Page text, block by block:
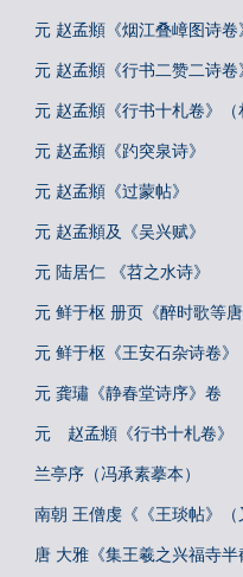
元 赵孟頫《烟江叠嶂图诗卷
元 赵孟頫《行书二赞二诗卷
元 赵孟頫《行书十札卷》（
元 赵孟頫《趵突泉诗》
元 赵孟頫《过蒙帖》
元 赵孟頫及《吴兴赋》
元 陆居仁 《苕之水诗》
元 鲜于枢 册页《醉时歌等唐
元 鲜于枢《王安石杂诗卷》
元 龚璛《静春堂诗序》卷
元 赵孟頫《行书十札卷》
兰亭序（冯承素摹本）
南朝 王僧虔《《王琰帖》（
唐 大雅《集王羲之兴福寺半